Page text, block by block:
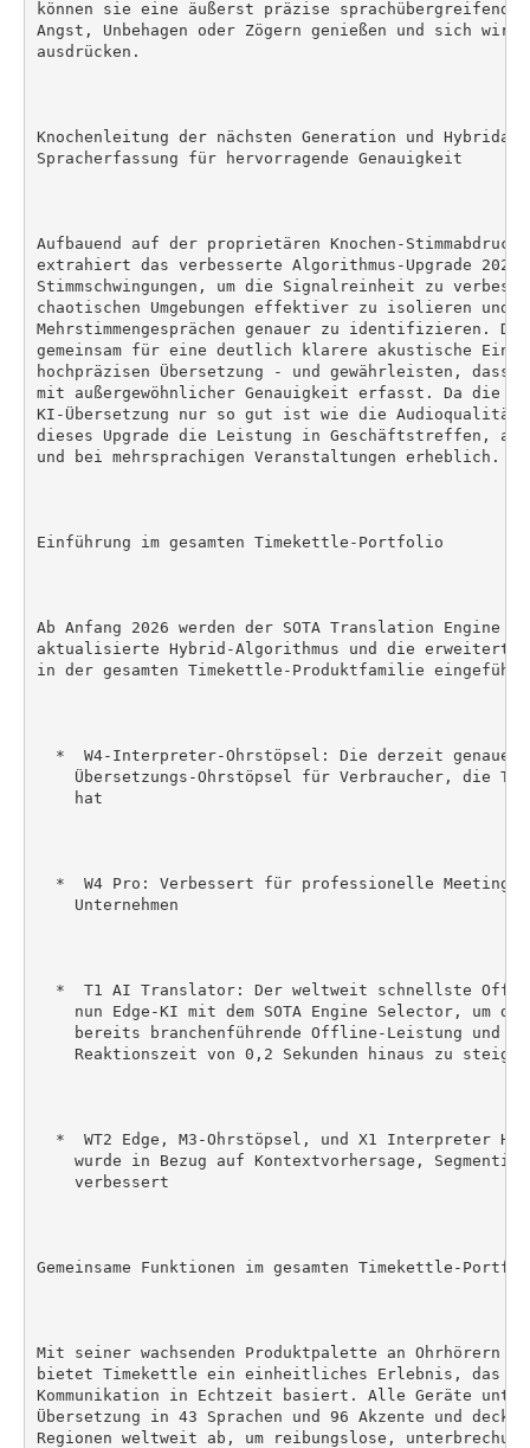
können sie eine äußerst präzise sprachübergreifende
Angst, Unbehagen oder Zögern genießen und sich
ausdrücken.
Knochenleitung der nächsten Generation und
Spracherfassung für hervorragende Genauigkeit
Aufbauend auf der proprietären Knochen-
extrahiert das verbesserte Algorithmus-Upgrade 2026
Stimmschwingungen, um die Signalreinheit zu
chaotischen Umgebungen effektiver zu isolieren und
Mehrstimmengesprächen genauer zu identifizieren.
gemeinsam für eine deutlich klarere akustische
hochpräzisen Übersetzung - und gewährleisten, dass
mit außergewöhnlicher Genauigkeit erfasst. Da die
KI-Übersetzung nur so gut ist wie die Audioqualität
dieses Upgrade die Leistung in Geschäftstreffen,
und bei mehrsprachigen Veranstaltungen erheblich.
Einführung im gesamten Timekettle-Portfolio
Ab Anfang 2026 werden der SOTA Translation Engine
aktualisierte Hybrid-Algorithmus und die erweiterten
in der gesamten Timekettle-Produktfamilie
*  W4-Interpreter-Ohrstöpsel: Die derzeit
Übersetzungs-Ohrstöpsel für Verbraucher, die
    hat
*  W4 Pro: Verbessert für professionelle Meetings
    Unternehmen
*  T1 AI Translator: Der weltweit schnellste
nun Edge-KI mit dem SOTA Engine Selector, um
bereits branchenführende Offline-Leistung und
Reaktionszeit von 0,2 Sekunden hinaus zu
*  WT2 Edge, M3-Ohrstöpsel, und X1 Interpreter
wurde in Bezug auf Kontextvorhersage,
    verbessert
Gemeinsame Funktionen im gesamten Timekettle-
Mit seiner wachsenden Produktpalette an Ohrhörern
bietet Timekettle ein einheitliches Erlebnis, das
Kommunikation in Echtzeit basiert. Alle Geräte
Übersetzung in 43 Sprachen und 96 Akzente und
Regionen weltweit ab, um reibungslose,